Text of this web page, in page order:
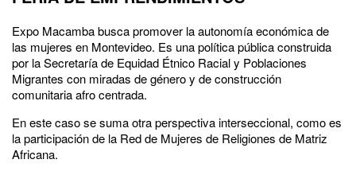
Expo Macamba busca promover la autonomía económica de
las mujeres en Montevideo. Es una política pública construida
por la Secretaría de Equidad Étnico Racial y Poblaciones
Migrantes con miradas de género y de construcción
comunitaria afro centrada.
En este caso se suma otra perspectiva interseccional, como es
la participación de la Red de Mujeres de Religiones de Matriz
Africana.